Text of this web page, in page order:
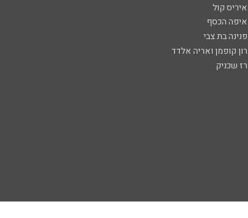
איריס קול
איפה הכסף
פנינה בת צבי
רון קופמן ואריה אלדד
רז שכניק